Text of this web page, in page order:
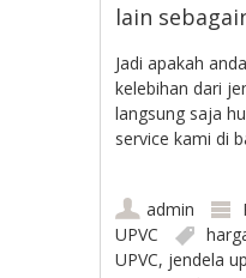
lain
Jadi apakah
kelebihan dari
langsung saja
service kami di
admin
UPVC
UPVC, jendela